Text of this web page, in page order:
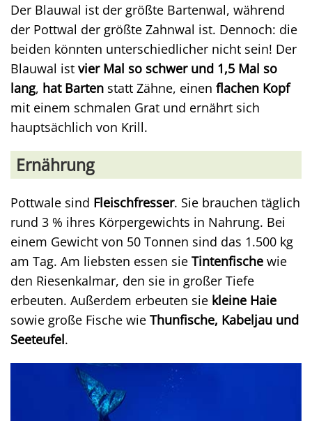
Der Blauwal ist der größte Bartenwal, während
der Pottwal der größte Zahnwal ist. Dennoch: die
beiden könnten unterschiedlicher nicht sein! Der
Blauwal ist vier Mal so schwer und 1,5 Mal so
lang, hat Barten statt Zähne, einen flachen Kopf
mit einem schmalen Grat und ernährt sich
hauptsächlich von Krill.
Ernährung
Pottwale sind Fleischfresser. Sie brauchen täglich
rund 3 % ihres Körpergewichts in Nahrung. Bei
einem Gewicht von 50 Tonnen sind das 1.500 kg
am Tag. Am liebsten essen sie Tintenfische wie
den Riesenkalmar, den sie in großer Tiefe
erbeuten. Außerdem erbeuten sie kleine Haie
sowie große Fische wie Thunfische, Kabeljau und
Seeteufel.